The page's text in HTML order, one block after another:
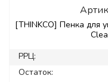
[THINKCO] Пенка для
РРЦ:
Остаток: